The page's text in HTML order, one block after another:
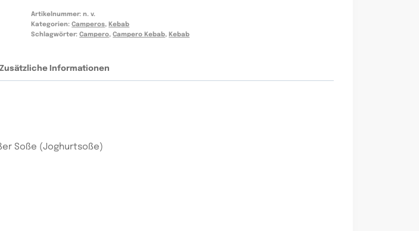
Artikelnummer:n. v.
Kategorien:Camperos, Kebab
Schlagwörter:Campero,Campero Kebab, Kebab
Zusätzliche Informationen
Soße (Joghurtsoße)